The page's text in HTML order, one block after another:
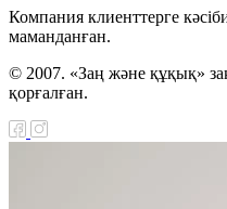
Компания клиенттерге
маманданған.
© 2007. «Заң және құқық»
қорғалған.